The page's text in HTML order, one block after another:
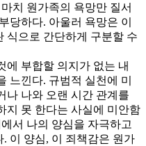
치 원가족의 욕망만 질서
당하다. 아울러 욕망은 이
식으로 간단하게 구분할 수
에 부합할 의지가 없는 내
느낀다. 규범적 실천에 미
나 나와 오랜 시간 관계를
지 못 한다는 사실에 미안함
서 나의 양심을 자극하고
이 양심, 이 죄책감은 원가